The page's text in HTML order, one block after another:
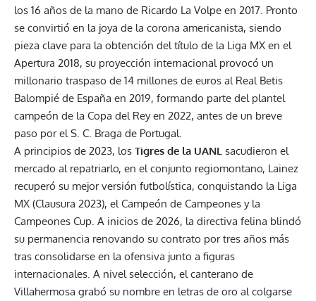
los 16 años de la mano de Ricardo La Volpe en 2017. Pronto
se convirtió en la joya de la corona americanista, siendo
pieza clave para la obtención del título de la Liga MX en el
Apertura 2018, su proyección internacional provocó un
millonario traspaso de 14 millones de euros al Real Betis
Balompié de España en 2019, formando parte del plantel
campeón de la Copa del Rey en 2022, antes de un breve
paso por el S. C. Braga de Portugal.
A principios de 2023, los Tigres de la UANL sacudieron el
mercado al repatriarlo, en el conjunto regiomontano, Lainez
recuperó su mejor versión futbolística, conquistando la Liga
MX (Clausura 2023), el Campeón de Campeones y la
Campeones Cup. A inicios de 2026, la directiva felina blindó
su permanencia renovando su contrato por tres años más
tras consolidarse en la ofensiva junto a figuras
internacionales. A nivel selección, el canterano de
Villahermosa grabó su nombre en letras de oro al colgarse